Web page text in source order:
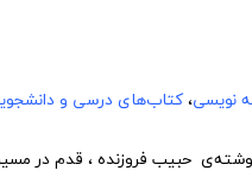
نویسی، کتاب‌های درسی و
حبیب فروزنده ، قدم در